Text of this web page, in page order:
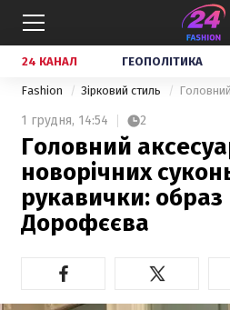
24 КАНАЛ ГЕОПОЛІТИКА
Fashion Зірковий стиль
1 грудня, 14:54 2
Головний
новорічних
рукавички: образ
Дорофєєва